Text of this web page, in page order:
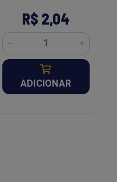
R$ 2,04
ADICIONAR